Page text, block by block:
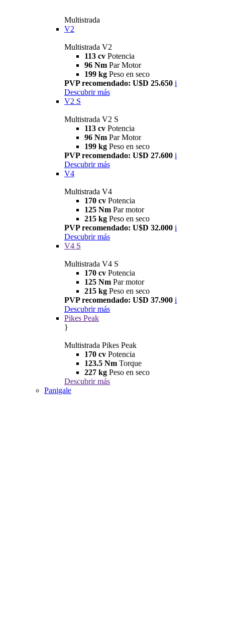
Multistrada
V2
Multistrada V2
113 cv Potencia
96 Nm Par Motor
199 kg Peso en seco
PVP recomendado: U$D 25.650 i
Descubrir más
V2 S
Multistrada V2 S
113 cv Potencia
96 Nm Par Motor
199 kg Peso en seco
PVP recomendado: U$D 27.600 i
Descubrir más
V4
Multistrada V4
170 cv Potencia
125 Nm Par motor
215 kg Peso en seco
PVP recomendado: U$D 32.000 i
Descubrir más
V4 S
Multistrada V4 S
170 cv Potencia
125 Nm Par motor
215 kg Peso en seco
PVP recomendado: U$D 37.900 i
Descubrir más
Pikes Peak
}
Multistrada Pikes Peak
170 cv Potencia
123.5 Nm Torque
227 kg Peso en seco
Descubrir más
Panigale